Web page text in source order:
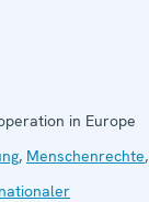
in Europe
, Menschenrechte,